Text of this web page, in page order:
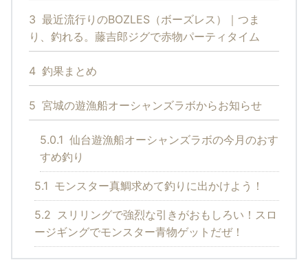
3 最近流行りのBOZLES（ボーズレス）｜つま
り、釣れる。藤吉郎ジグで赤物パーティタイム
4 釣果まとめ
5 宮城の遊漁船オーシャンズラボからお知らせ
5.0.1 仙台遊漁船オーシャンズラボの今月のおす
すめ釣り
5.1 モンスター真鯛求めて釣りに出かけよう！
5.2 スリリングで強烈な引きがおもしろい！スロ
ージギングでモンスター青物ゲットだぜ！